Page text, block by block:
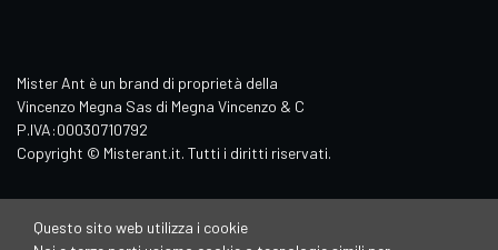
Mister Ant è un brand di proprietà della
Vincenzo Megna Sas di Megna Vincenzo & C
P.IVA:00030710792
Copyright © Misterant.it. Tutti i diritti riservati.
Questo sito web utilizza i cookie